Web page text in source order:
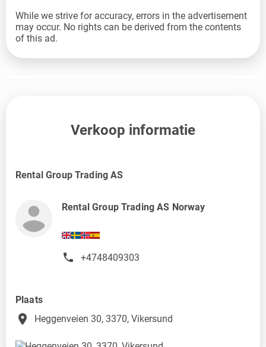
While we strive for accuracy, errors in the advertisement
may occur. No rights can be derived from the contents
of this ad.
Verkoop informatie
Rental Group Trading AS
Rental Group Trading AS Norway
+4748409303
Plaats
place Heggenveien 30, 3370, Vikersund